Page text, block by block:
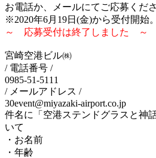
お電話か、メールにてご応募くださ
※2020年6月19日(金)から受付開始。
～ 応募受付は終了しました ～
宮崎空港ビル㈱
/ 電話番号 /
0985-51-5111
/ メールアドレス /
30event@miyazaki-airport.co.jp
件名に「空港ステンドグラスと神
いて
・お名前
・年齢